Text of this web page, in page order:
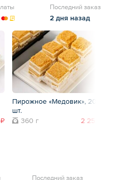
Последний заказ
2 дня назад
Пирожное «Медовик», 20
шт.
360 г
2 250 ₽
Последний заказ